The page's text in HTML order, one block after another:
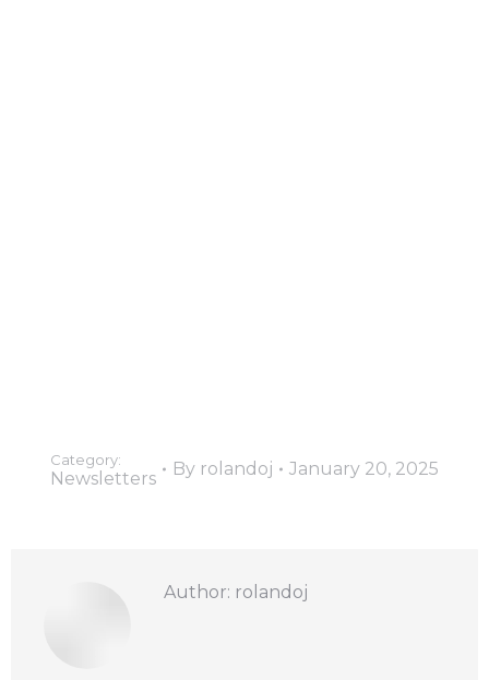
Category:
Newsletters By rolandoj January 20, 2025
Author: rolandoj